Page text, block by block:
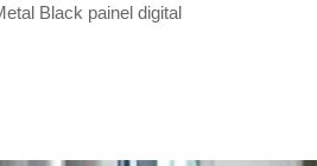
Black painel digital